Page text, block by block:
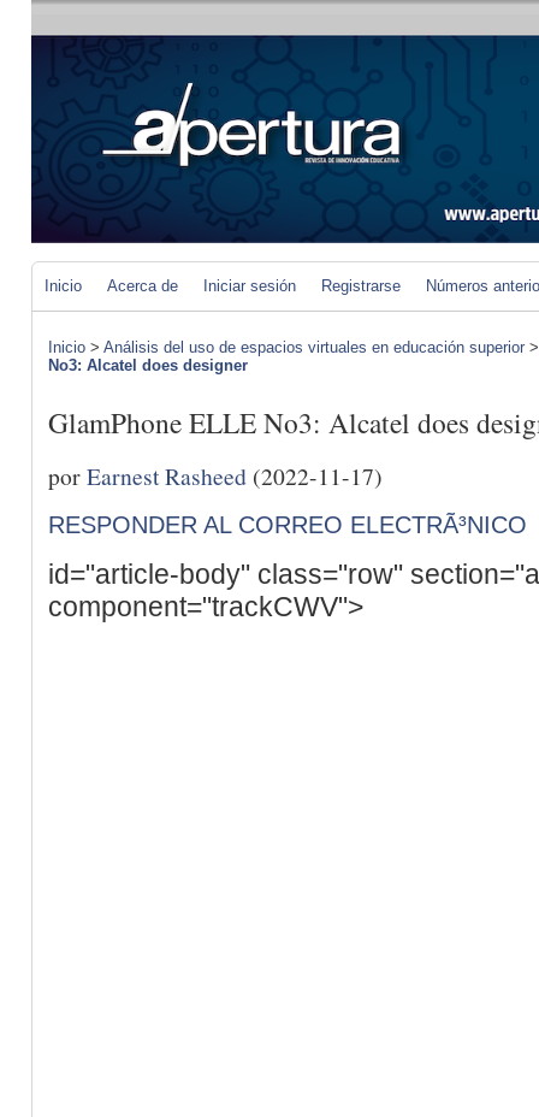
Inicio Acerca de Iniciar sesión Registrarse Números
Inicio > Análisis del uso de espacios virtuales en educación superior
No3: Alcatel does designer
GlamPhone ELLE No3: Alcatel does
porEarnest Rasheed (2022-11-17)
RESPONDER AL CORREO ELECTRÃ³NICO
id="article-body" class="row"
component="trackCWV">